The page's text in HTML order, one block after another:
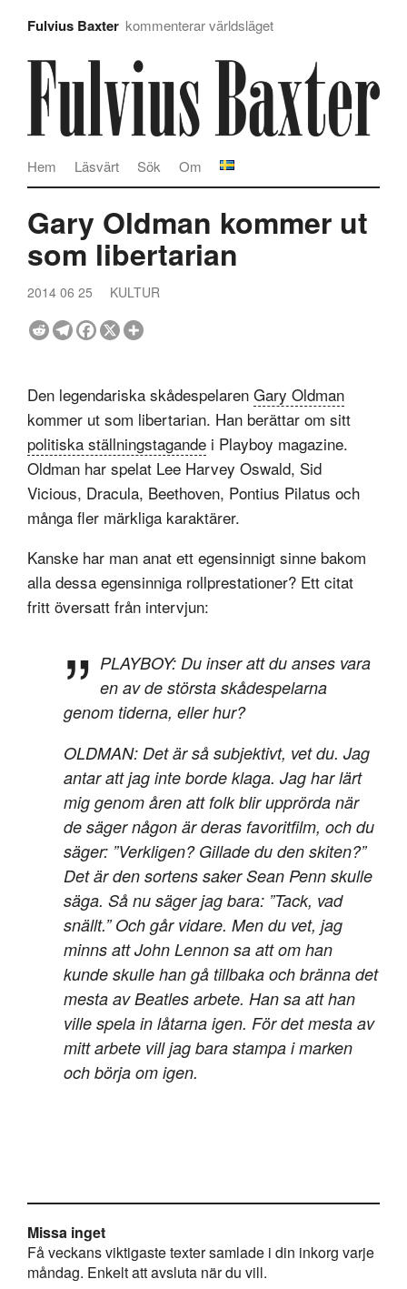
Fulvius Baxter kommenterar världsläget
Om
Sök
Läsvärt
Hem
Gary Oldman kommer ut
som libertarian
2014 06 25 KULTUR
Den legendariska skådespelaren Gary Oldman
kommer ut som libertarian. Han berättar om sitt
politiska ställningstagande i Playboy magazine.
Oldman har spelat Lee Harvey Oswald, Sid
Vicious, Dracula, Beethoven, Pontius Pilatus och
många fler märkliga karaktärer.
Kanske har man anat ett egensinnigt sinne bakom
alla dessa egensinniga rollprestationer? Ett citat
fritt översatt från intervjun:
PLAYBOY: Du inser att du anses vara
en av de största skådespelarna
genom tiderna, eller hur?
OLDMAN: Det är så subjektivt, vet du. Jag
antar att jag inte borde klaga. Jag har lärt
mig genom åren att folk blir upprörda när
de säger någon är deras favoritfilm, och du
säger: ”Verkligen? Gillade du den skiten?”
Det är den sortens saker Sean Penn skulle
säga. Så nu säger jag bara: ”Tack, vad
snällt.” Och går vidare. Men du vet, jag
minns att John Lennon sa att om han
kunde skulle han gå tillbaka och bränna det
mesta av Beatles arbete. Han sa att han
ville spela in låtarna igen. För det mesta av
mitt arbete vill jag bara stampa i marken
och börja om igen.
Missa inget
Få veckans viktigaste texter samlade i din inkorg varje
måndag. Enkelt att avsluta när du vill.